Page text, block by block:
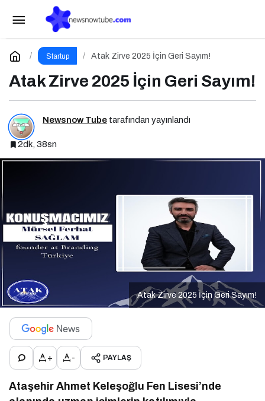
Startup Atak Zirve 2025 İçin Geri Sayım!
Atak Zirve 2025 İçin Geri Sayım!
Newsnow Tube tarafından yayınlandı
2dk, 38sn
Atak Zirve 2025 İçin Geri Sayım!
+ - PAYLAŞ
Ataşehir Ahmet Keleşoğlu Fen Lisesi’nde
Etkili Network Marketing İçin Sosyal Medya
Etkinliği İçin Geri Sayım!
Yorum Yap